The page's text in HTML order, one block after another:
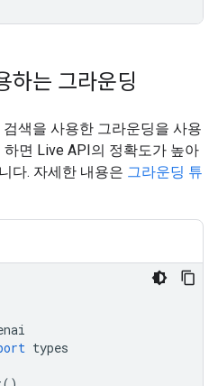
는 그라운딩
색을 사용한 그라운딩을 사용
면 Live API의 정확도가 높아
다. 자세한 내용은 그라운딩 튜
types